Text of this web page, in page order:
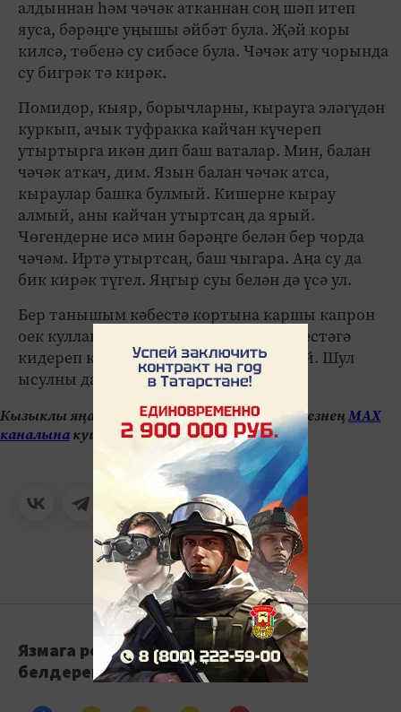
алдыннан һәм чәчәк атканнан соң шәп итеп
яуса, бәрәңге уңышы әйбәт була. Җәй коры
килсә, төбенә су сибәсе була. Чәчәк ату чорында
су бигрәк тә кирәк.
Помидор, кыяр, борычларны, кырауга эләгүдән
куркып, ачык туфракка кайчан күчереп
утыртырга икән дип баш ваталар. Мин, балан
чәчәк аткач, дим. Язын балан чәчәк атса,
кыраулар башка булмый. Кишерне кырау
алмый, аны кайчан утыртсаң да ярый.
Чөгендерне исә мин бәрәңге белән бер чорда
чәчәм. Иртә утыртсаң, баш чыгара. Аңа су да
бик кирәк түгел. Яңгыр суы белән дә үсә ул.
Бер танышым кәбестә кортына каршы капрон
оек кулланырга киңәш итте. Аны кәбестәгә
кидереп куйсаң, күбәләк утыра алмый. Шул
ысулны да кулланып карагыз.
Кызыклы яңалыкларны күзәтеп бару өчен безнеңМАХ
каналынакушылыгыз.
Язмага реакция
белдерегез